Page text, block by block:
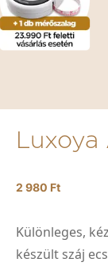
Luxoya
2 980 Ft
Különleges,
készült száj